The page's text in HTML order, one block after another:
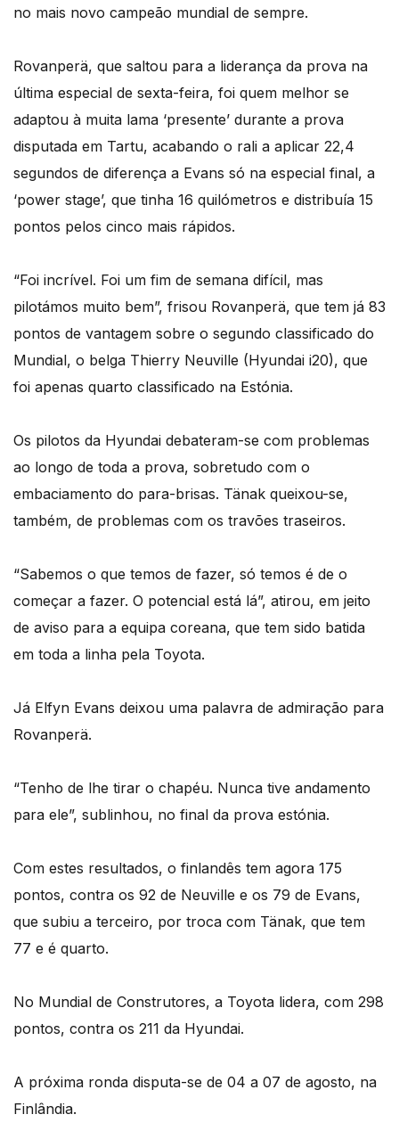
no mais novo campeão mundial de sempre.
Rovanperä, que saltou para a liderança da prova na
última especial de sexta-feira, foi quem melhor se
adaptou à muita lama ‘presente’ durante a prova
disputada em Tartu, acabando o rali a aplicar 22,4
segundos de diferença a Evans só na especial final, a
‘power stage’, que tinha 16 quilómetros e distribuía 15
pontos pelos cinco mais rápidos.
“Foi incrível. Foi um fim de semana difícil, mas
pilotámos muito bem”, frisou Rovanperä, que tem já 83
pontos de vantagem sobre o segundo classificado do
Mundial, o belga Thierry Neuville (Hyundai i20), que
foi apenas quarto classificado na Estónia.
Os pilotos da Hyundai debateram-se com problemas
ao longo de toda a prova, sobretudo com o
embaciamento do para-brisas. Tänak queixou-se,
também, de problemas com os travões traseiros.
“Sabemos o que temos de fazer, só temos é de o
começar a fazer. O potencial está lá”, atirou, em jeito
de aviso para a equipa coreana, que tem sido batida
em toda a linha pela Toyota.
Já Elfyn Evans deixou uma palavra de admiração para
Rovanperä.
“Tenho de lhe tirar o chapéu. Nunca tive andamento
para ele”, sublinhou, no final da prova estónia.
Com estes resultados, o finlandês tem agora 175
pontos, contra os 92 de Neuville e os 79 de Evans,
que subiu a terceiro, por troca com Tänak, que tem
77 e é quarto.
No Mundial de Construtores, a Toyota lidera, com 298
pontos, contra os 211 da Hyundai.
A próxima ronda disputa-se de 04 a 07 de agosto, na
Finlândia.